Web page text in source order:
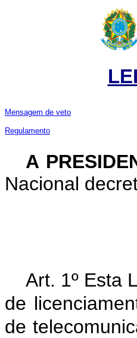
Mensagem de veto
Regulamento
A
Nacional
Art. 1º Esta
de
de